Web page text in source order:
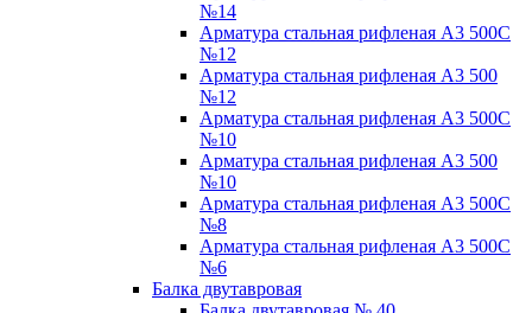
№14
Арматура стальная рифленая А3 500С
№12
Арматура стальная рифленая А3 500
№12
Арматура стальная рифленая А3 500С
№10
Арматура стальная рифленая А3 500
№10
Арматура стальная рифленая А3 500С
№8
Арматура стальная рифленая А3 500С
№6
Балка двутавровая